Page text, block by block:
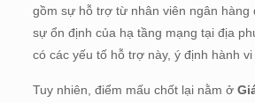
gồm sự hỗ trợ từ nhân viên ngân hàng
sự ổn định của hạ tầng mạng tại địa
có các yếu tố hỗ trợ này, ý định hành vi
Tuy nhiên, điểm mấu chốt lại nằm ở